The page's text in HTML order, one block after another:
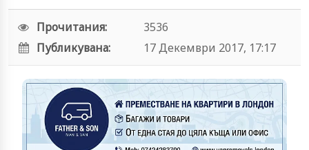
Прочитания:
3536
Публикувана:
17 Декември 2017, 17:17